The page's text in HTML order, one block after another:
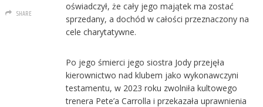
oświadczył, że cały jego majątek ma zostać
sprzedany, a dochód w całości przeznaczony na
cele charytatywne.
Po jego śmierci jego siostra Jody przejęła
kierownictwo nad klubem jako wykonawczyni
testamentu, w 2023 roku zwolniła kultowego
trenera Pete’a Carrolla i przekazała uprawnienia
SHARE